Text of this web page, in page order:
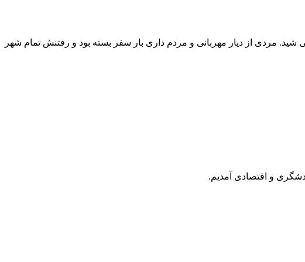
حس می شید. مردی از دیار مهربانی و مردم داری بار سفر بسته بود و رفتنش تمام شهر
و اقتصادی آمدیم.